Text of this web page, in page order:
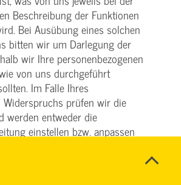
Beschreibung der Funktionen
Bei Ausübung eines solchen
bitten wir um Darlegung der
wir Ihre personenbezogenen
von uns durchgeführt
Im Falle Ihres
Widerspruchs prüfen wir die
werden entweder die
einstellen bzw. anpassen
Gründe aufzeigen, aufgrund